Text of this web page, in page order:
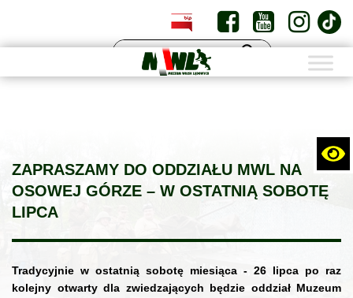
PL EN
ZAPRASZAMY DO ODDZIAŁU MWL NA
OSOWEJ GÓRZE – W OSTATNIĄ SOBOTĘ
LIPCA
Tradycyjnie w ostatnią sobotę miesiąca - 26 lipca po raz
kolejny otwarty dla zwiedzających będzie oddział Muzeum